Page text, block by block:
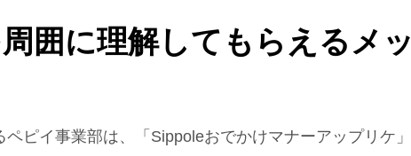
囲に理解してもらえるメッ
ピイ事業部は、「Sippoleおでかけマナーアップリケ」